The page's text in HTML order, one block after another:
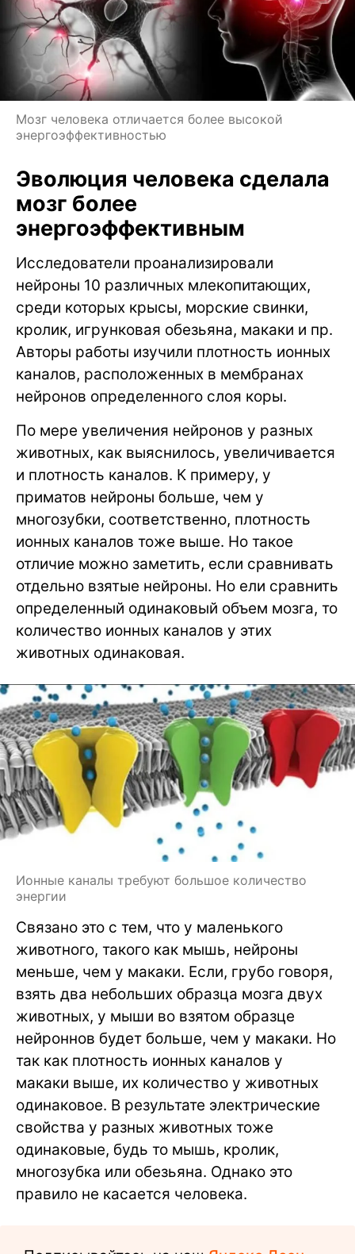
Мозг человека отличается более высокой
энергоэффективностью
Эволюция человека сделала
мозг более
энергоэффективным
Исследователи проанализировали
нейроны 10 различных млекопитающих,
среди которых крысы, морские свинки,
кролик, игрунковая обезьяна, макаки и пр.
Авторы работы изучили плотность ионных
каналов, расположенных в мембранах
нейронов определенного слоя коры.
По мере увеличения нейронов у разных
животных, как выяснилось, увеличивается
и плотность каналов. К примеру, у
приматов нейроны больше, чем у
многозубки, соответственно, плотность
ионных каналов тоже выше. Но такое
отличие можно заметить, если сравнивать
отдельно взятые нейроны. Но ели сравнить
определенный одинаковый объем мозга, то
количество ионных каналов у этих
животных одинаковая.
Ионные каналы требуют большое количество
энергии
Связано это с тем, что у маленького
животного, такого как мышь, нейроны
меньше, чем у макаки. Если, грубо говоря,
взять два небольших образца мозга двух
животных, у мыши во взятом образце
нейроннов будет больше, чем у макаки. Но
так как плотность ионных каналов у
макаки выше, их количество у животных
одинаковое. В результате электрические
свойства у разных животных тоже
одинаковые, будь то мышь, кролик,
многозубка или обезьяна. Однако это
правило не касается человека.